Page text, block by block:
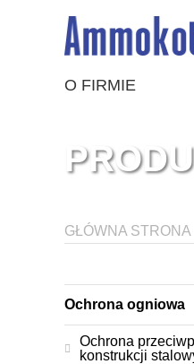
O FIRMIE
GŁÓWNA STRONA
Ochrona ogniowa
Ochrona
konstrukcji